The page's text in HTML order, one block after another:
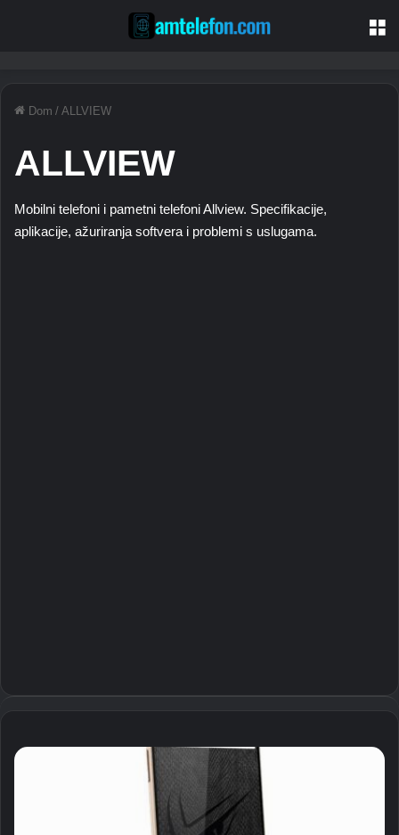
Dom / ALLVIEW
ALLVIEW
Mobilni telefoni i pametni telefoni Allview. Specifikacije,
aplikacije, ažuriranja softvera i problemi s uslugama.